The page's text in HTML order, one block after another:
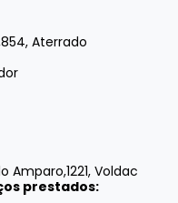
Aterrado
Voldac
prestados: